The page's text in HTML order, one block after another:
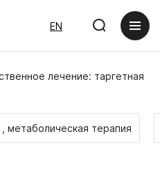
EN
лечение: таргетная
, метаболическая терапия